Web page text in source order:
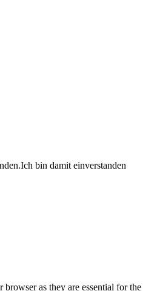
Ich bin damit einverstanden
as they are essential for the